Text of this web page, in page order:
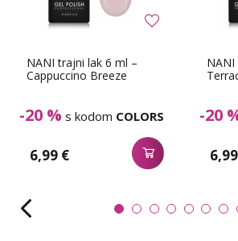
NANI trajni lak 6 ml –
Cappuccino Breeze
-20 % s kodom COLORS
6,99 €
-20